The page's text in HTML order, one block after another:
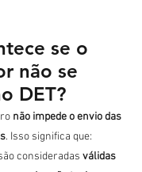
se o
não se
DET?
não impede o envio das
. Isso significa que:
consideradas válidas